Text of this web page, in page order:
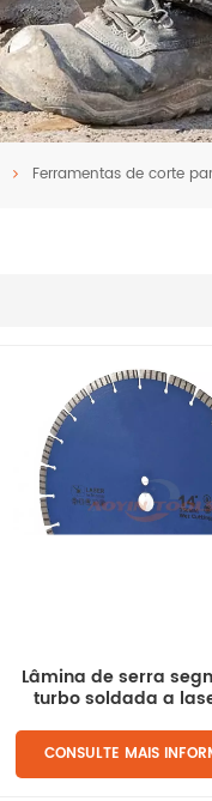
Ferramentas de corte
Lâmina de serra
turbo soldada a
CONSULTE MAIS